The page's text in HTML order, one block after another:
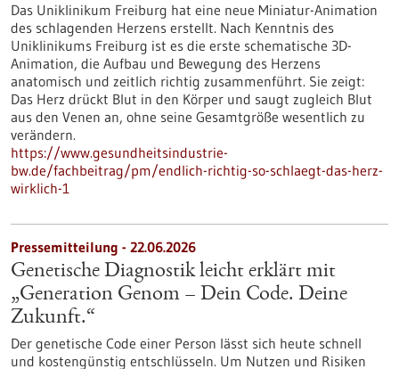
Das Uniklinikum Freiburg hat eine neue Miniatur-Animation
des schlagenden Herzens erstellt. Nach Kenntnis des
Uniklinikums Freiburg ist es die erste schematische 3D-
Animation, die Aufbau und Bewegung des Herzens
anatomisch und zeitlich richtig zusammenführt. Sie zeigt:
Das Herz drückt Blut in den Körper und saugt zugleich Blut
aus den Venen an, ohne seine Gesamtgröße wesentlich zu
verändern.
https://www.gesundheitsindustrie-
bw.de/fachbeitrag/pm/endlich-richtig-so-schlaegt-das-herz-
wirklich-1
Pressemitteilung - 22.06.2026
Genetische Diagnostik leicht erklärt mit
„Generation Genom – Dein Code. Deine
Zukunft.“
Der genetische Code einer Person lässt sich heute schnell
und kostengünstig entschlüsseln. Um Nutzen und Risiken